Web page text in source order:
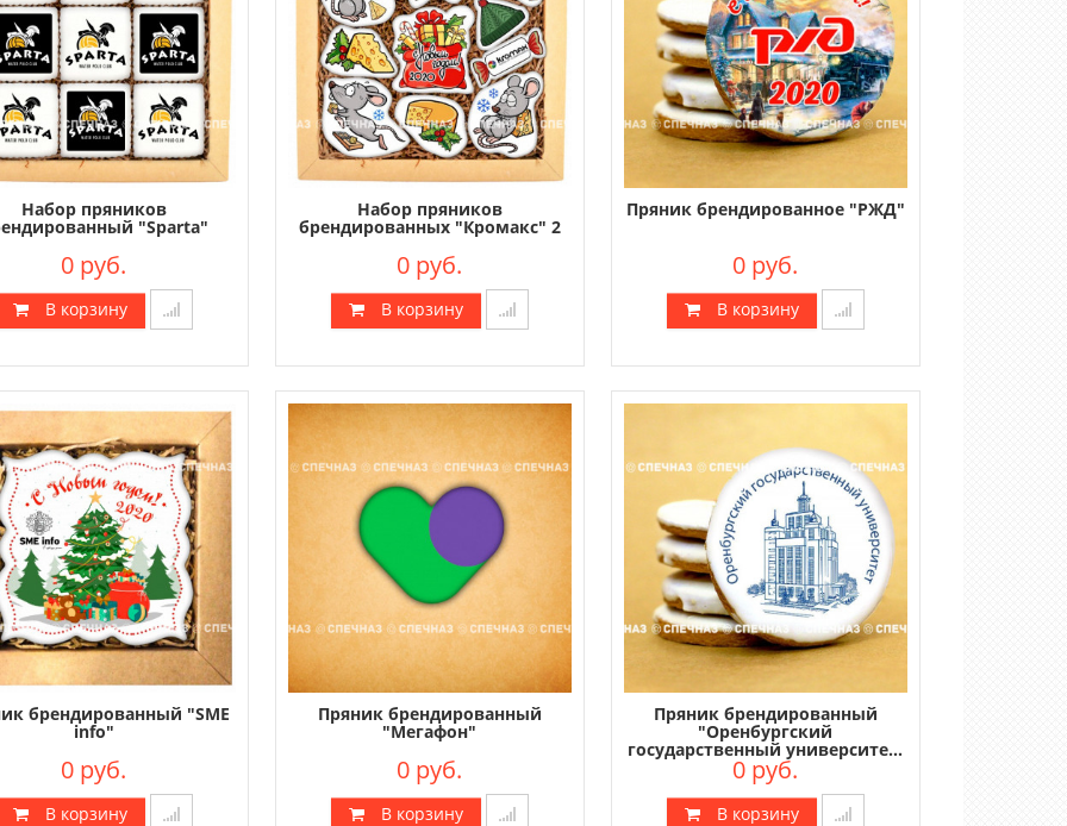
Набор пряников
"Sparta"
0 руб.
В корзину
Набор пряников
брендированных "Кромакс" 2
0 руб.
В корзину
Пряник брендированное "РЖД"
0 руб.
В корзину
брендированный "SME
info"
0 руб.
В корзину
Пряник брендированный
"Мегафон"
0 руб.
В корзину
Пряник брендированный
"Оренбургский
государственный университе...
0 руб.
В корзину